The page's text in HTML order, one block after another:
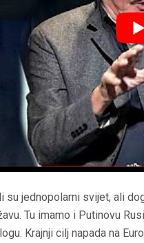
su jednopolarni svijet, ali
Tu imamo i Putinovu
Krajnji cilj napada na